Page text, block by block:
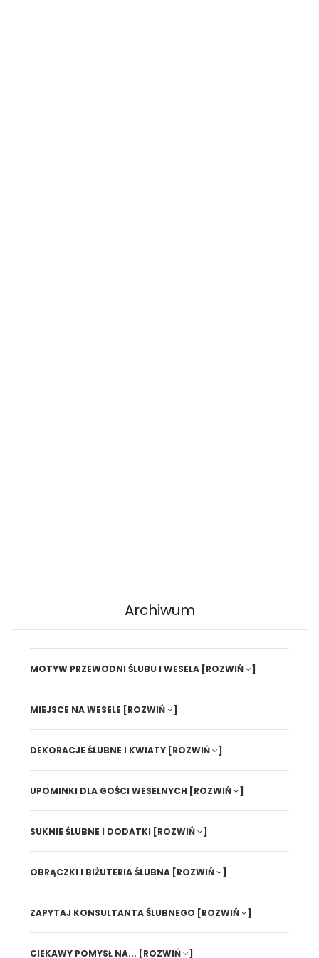
Archiwum
MOTYW PRZEWODNI ŚLUBU I WESELA [ROZWIŃ ]
MIEJSCE NA WESELE [ROZWIŃ ]
DEKORACJE ŚLUBNE I KWIATY [ROZWIŃ ]
UPOMINKI DLA GOŚCI WESELNYCH [ROZWIŃ ]
SUKNIE ŚLUBNE I DODATKI [ROZWIŃ ]
OBRĄCZKI I BIŻUTERIA ŚLUBNA [ROZWIŃ ]
ZAPYTAJ KONSULTANTA ŚLUBNEGO [ROZWIŃ ]
CIEKAWY POMYSŁ NA... [ROZWIŃ ]